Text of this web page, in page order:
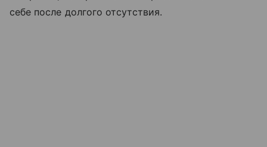
себе после долгого отсутствия.